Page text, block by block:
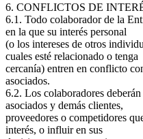
6. CONFLICTOS DE
6.1. Todo colaborador de la
en la que su interés personal
(o los intereses de otros
cuales esté relacionado o tenga
cercanía) entren en conflicto
asociados.
6.2. Los colaboradores
asociados y demás clientes,
proveedores o competidores
interés, o influir en sus